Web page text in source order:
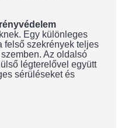
Egy különleges
felső szekrények teljes
Az oldalsó
légterelővel együtt
sérüléseket és